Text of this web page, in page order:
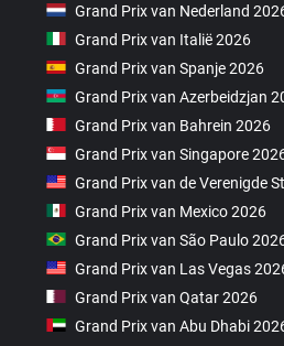
Grand Prix van Nederland
Grand Prix van Italië 2026
Grand Prix van Spanje 2026
Grand Prix van Azerbeidzjan
Grand Prix van Bahrein 2026
Grand Prix van Singapore
Grand Prix van de Verenigde
Grand Prix van Mexico 2026
Grand Prix van São Paulo
Grand Prix van Las Vegas
Grand Prix van Qatar 2026
Grand Prix van Abu Dhabi